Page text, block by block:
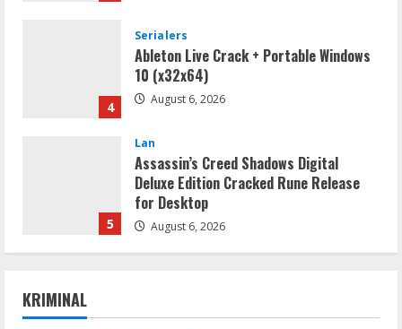
4
Serialers
Ableton Live Crack + Portable Windows
10 (x32x64)
August 6, 2026
5
Lan
Assassin’s Creed Shadows Digital
Deluxe Edition Cracked Rune Release
for Desktop
August 6, 2026
KRIMINAL